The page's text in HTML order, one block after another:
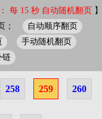
每 15 秒 自动随机翻页 】
；
自动顺序翻页
手动随机翻页
链
258 259 260